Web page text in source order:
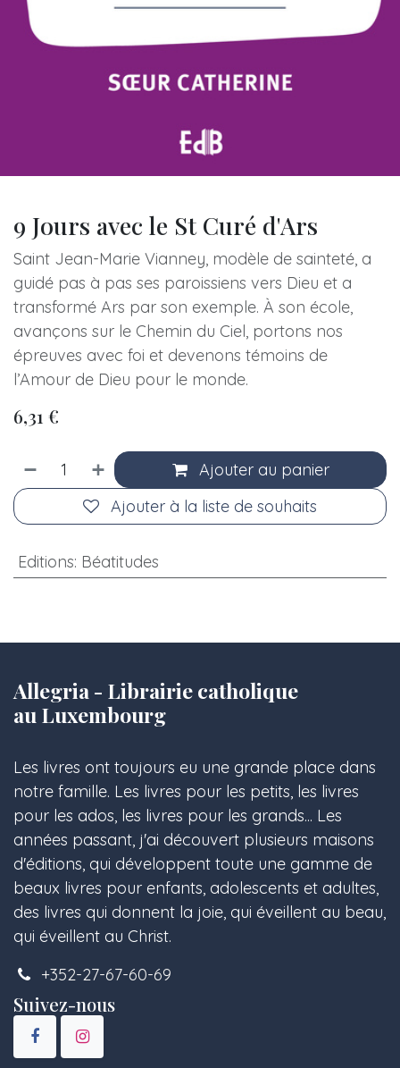
9 Jours avec le St Curé d'Ars
Saint Jean-Marie Vianney, modèle de sainteté, a
guidé pas à pas ses paroissiens vers Dieu et a
transformé Ars par son exemple. À son école,
avançons sur le Chemin du Ciel, portons nos
épreuves avec foi et devenons témoins de
l’Amour de Dieu pour le monde.
6,31 €
Ajouter au panier
Ajouter à la liste de souhaits
Editions: Béatitudes
Allegria - Librairie catholique
au Luxembourg
Les livres ont toujours eu une grande place dans
notre famille. Les livres pour les petits, les livres
pour les ados, les livres pour les grands... Les
années passant, j'ai découvert plusieurs maisons
d'éditions, qui développent toute une gamme de
beaux livres pour enfants, adolescents et adultes,
des livres qui donnent la joie, qui éveillent au beau,
qui éveillent au Christ.
+352-27-67-60-69
Suivez-nous